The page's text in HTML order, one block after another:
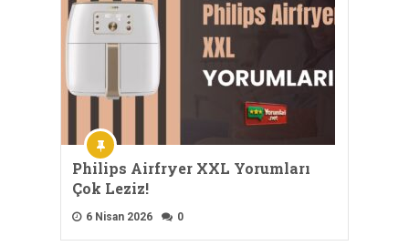
Philips Airfryer XXL Yorumları
Çok Leziz!
6 Nisan 2026 0